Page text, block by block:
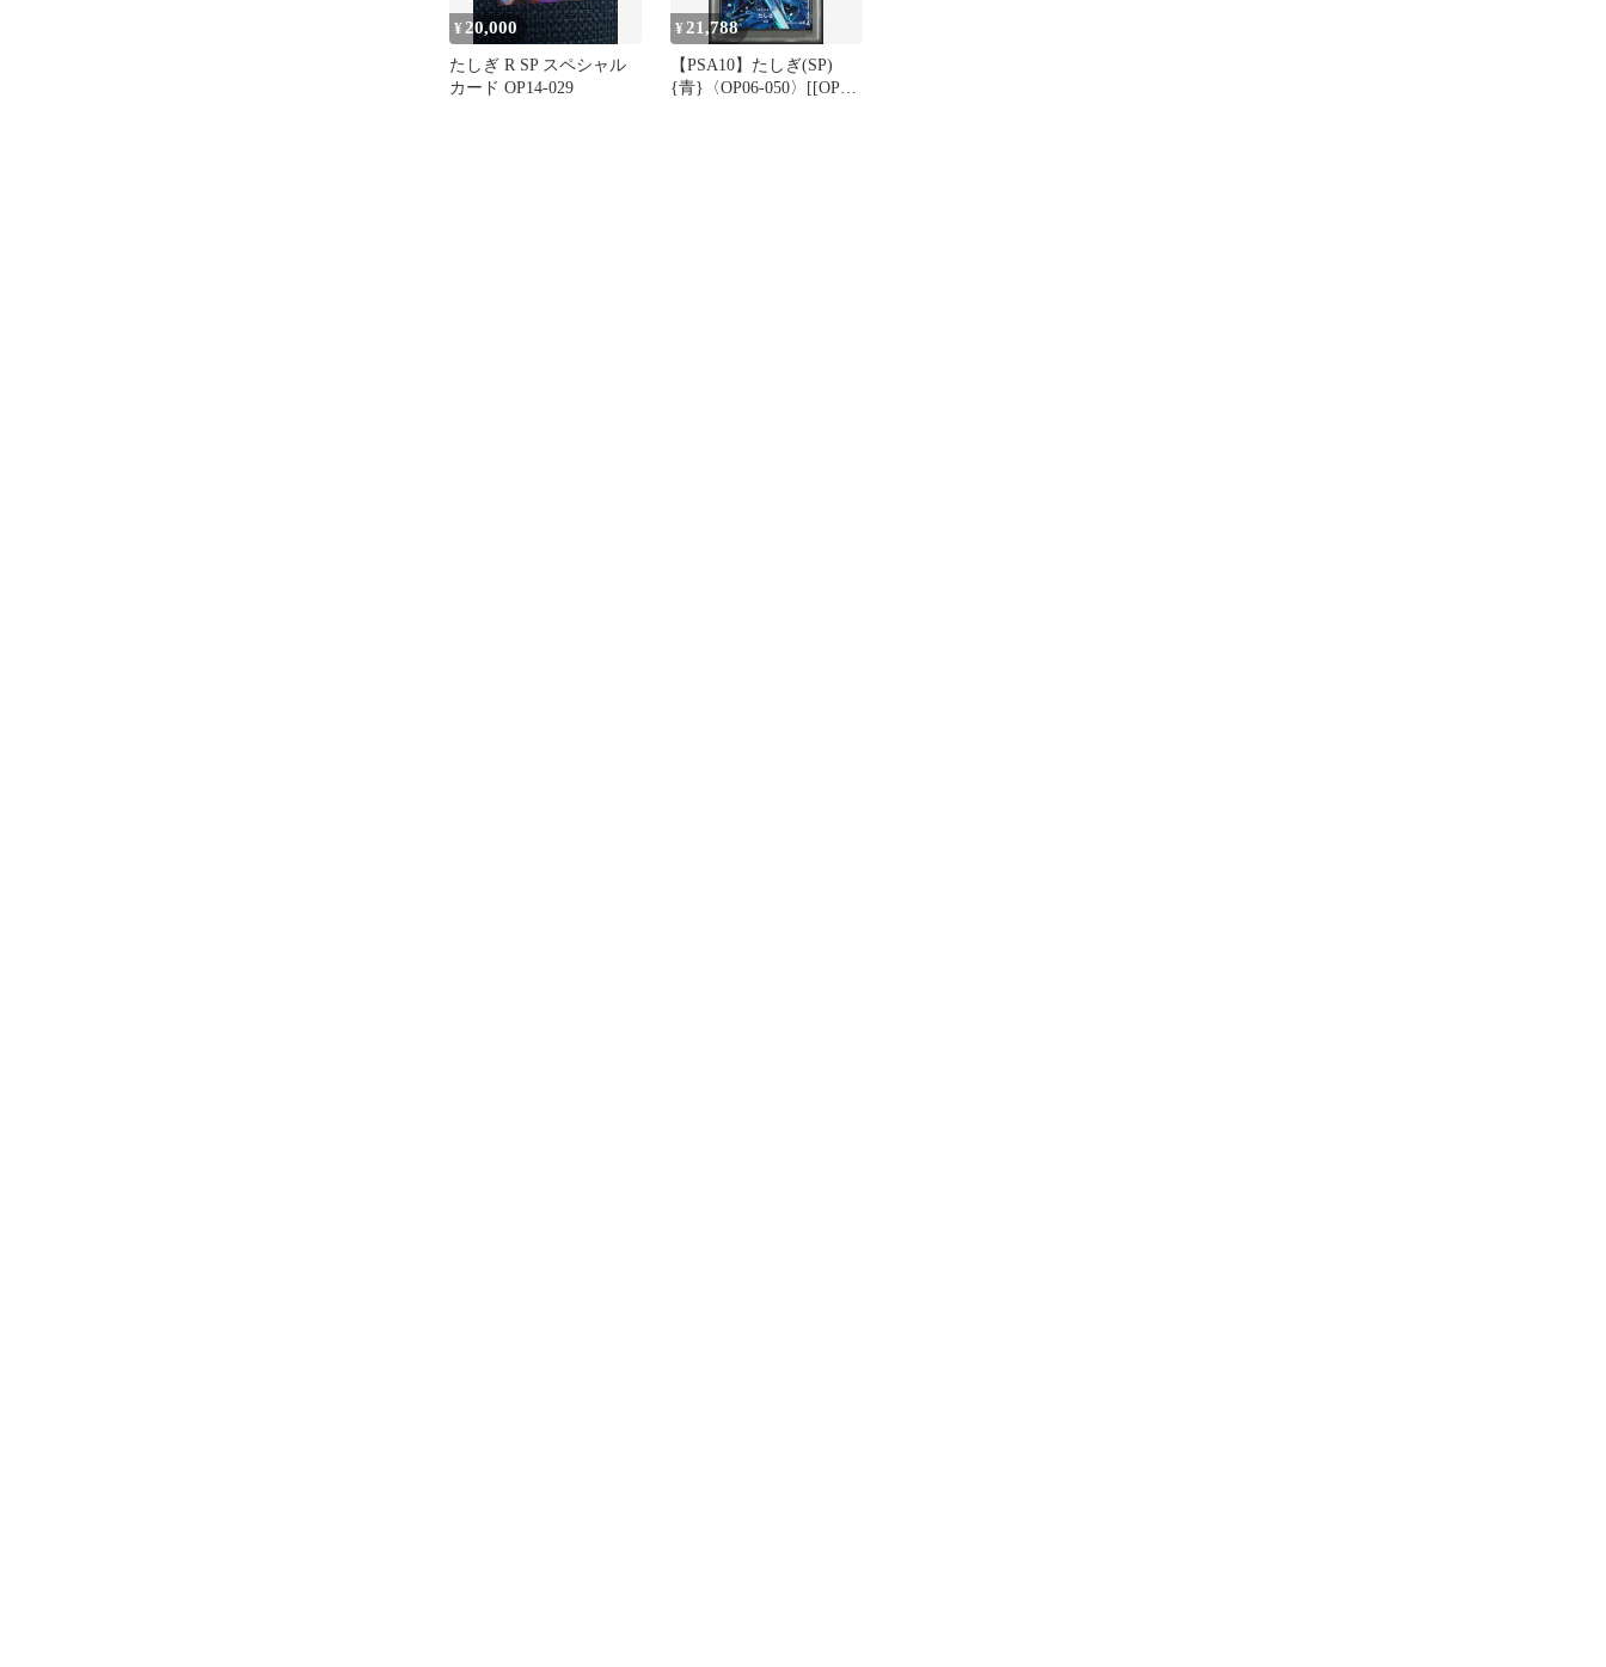
¥ 20,000
たしぎ R SP スペシャル
カード OP14-029
¥ 21,788
【PSA10】たしぎ(SP)
{青}〈OP06-050〉[[OP-